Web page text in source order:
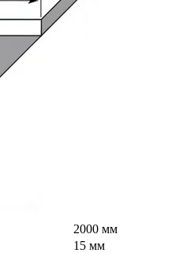
2000 мм
15 мм